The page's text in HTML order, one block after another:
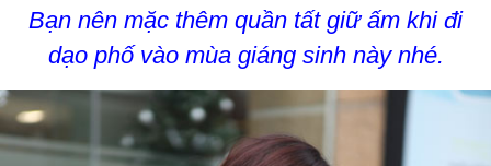
Bạn nên mặc thêm quần tất giữ ấm khi đi
dạo phố vào mùa giáng sinh này nhé.